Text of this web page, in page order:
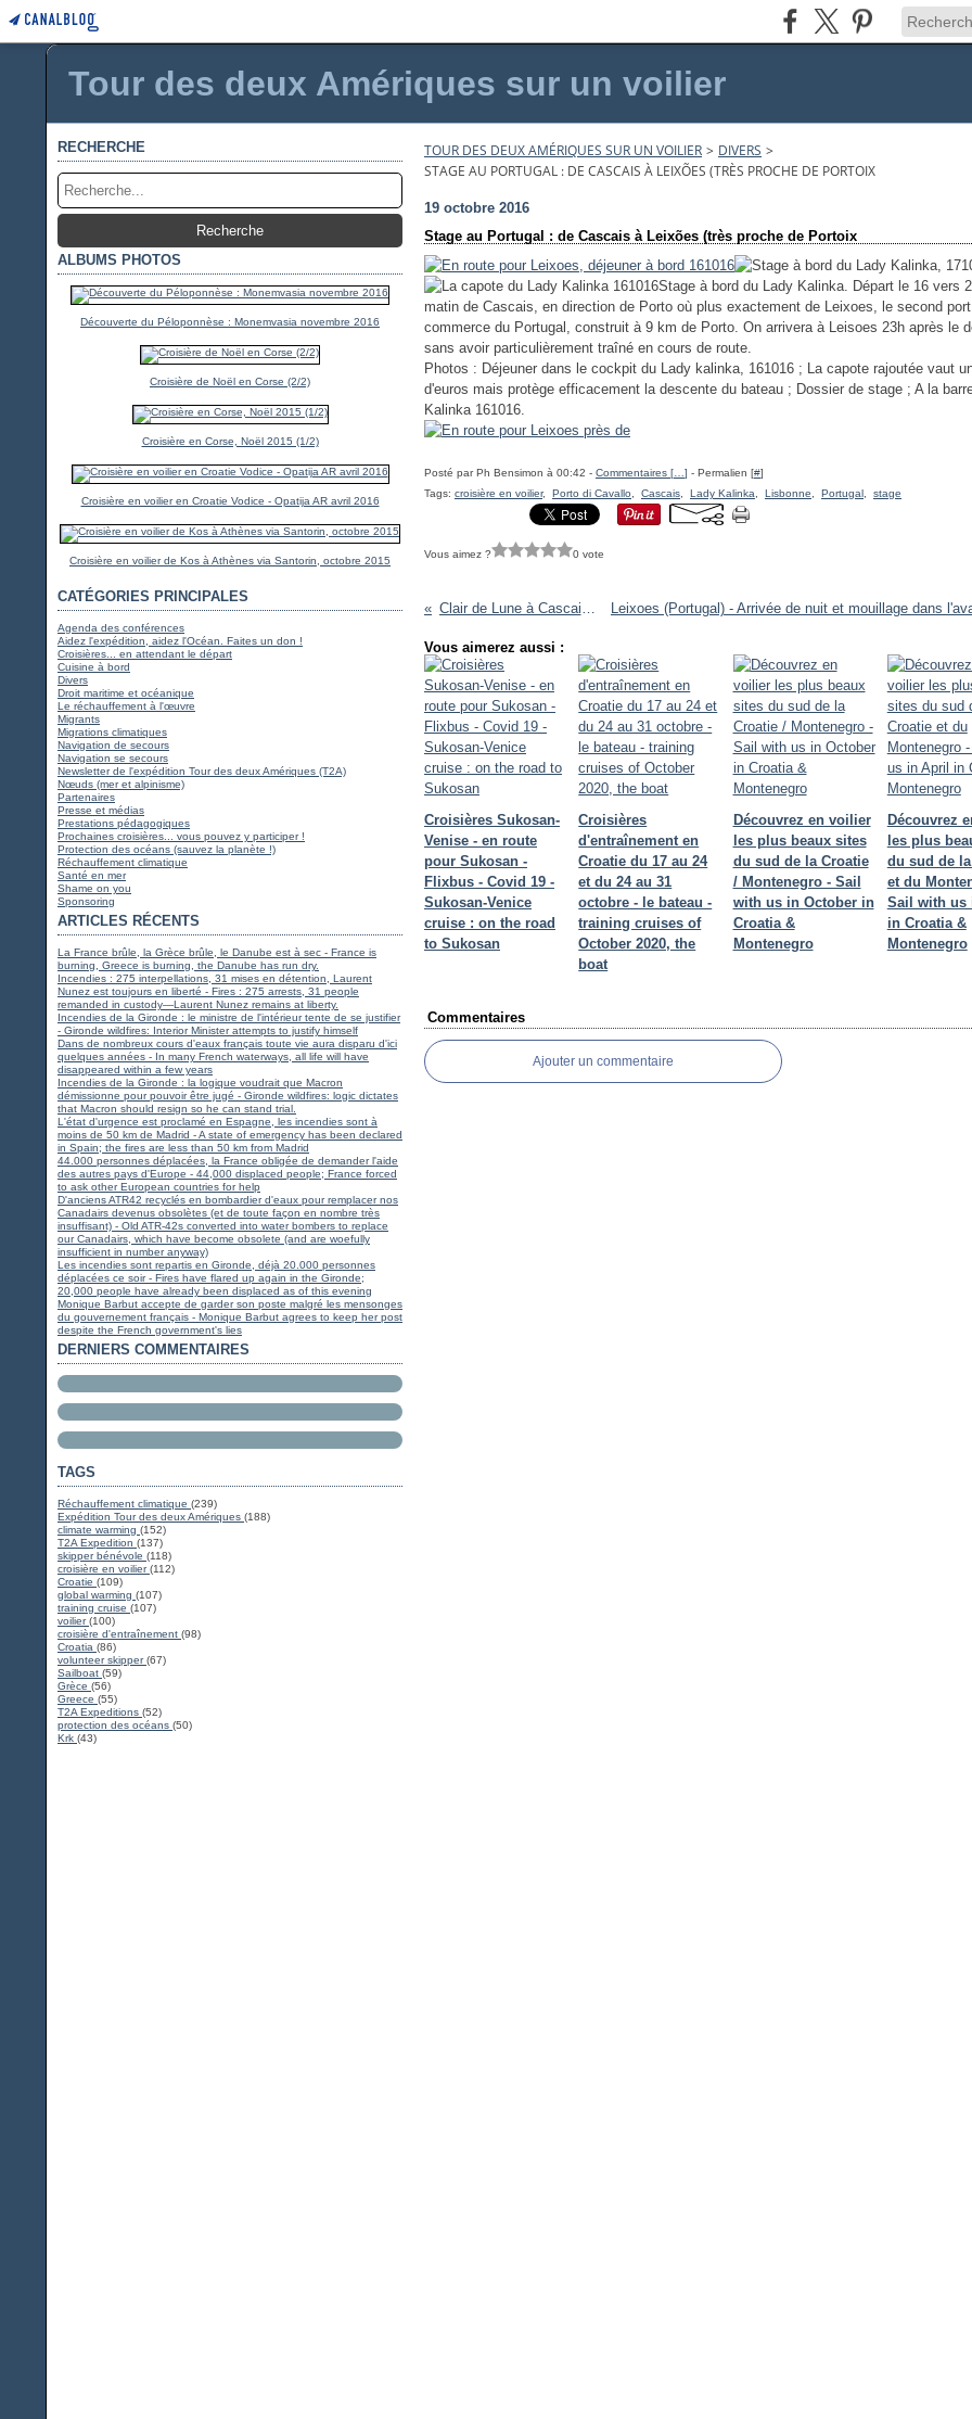
Tour des deux Amériques sur un voilier
RECHERCHE
ALBUMS PHOTOS
Découverte du Péloponnèse : Monemvasia novembre 2016
Croisière de Noël en Corse (2/2)
Croisière en Corse, Noël 2015 (1/2)
Croisière en voilier en Croatie Vodice - Opatija AR avril 2016
Croisière en voilier de Kos à Athènes via Santorin, octobre 2015
CATÉGORIES PRINCIPALES
Agenda des conférences
Aidez l'expédition, aidez l'Océan. Faites un don !
Croisières... en attendant le départ
Cuisine à bord
Divers
Droit maritime et océanique
Le réchauffement à l'œuvre
Migrants
Migrations climatiques
Navigation de secours
Navigation se secours
Newsletter de l'expédition Tour des deux Amériques (T2A)
Nœuds (mer et alpinisme)
Partenaires
Presse et médias
Prestations pédagogiques
Prochaines croisières... vous pouvez y participer !
Protection des océans (sauvez la planète !)
Réchauffement climatique
Santé en mer
Shame on you
Sponsoring
ARTICLES RÉCENTS
La France brûle, la Grèce brûle, le Danube est à sec - France is
burning, Greece is burning, the Danube has run dry.
Incendies : 275 interpellations, 31 mises en détention, Laurent
Nunez est toujours en liberté - Fires : 275 arrests, 31 people
remanded in custody—Laurent Nunez remains at liberty.
Incendies de la Gironde : le ministre de l'intérieur tente de se justifier
- Gironde wildfires: Interior Minister attempts to justify himself
Dans de nombreux cours d'eaux français toute vie aura disparu d'ici
quelques années - In many French waterways, all life will have
disappeared within a few years
Incendies de la Gironde : la logique voudrait que Macron
démissionne pour pouvoir être jugé - Gironde wildfires: logic dictates
that Macron should resign so he can stand trial.
L'état d'urgence est proclamé en Espagne, les incendies sont à
moins de 50 km de Madrid - A state of emergency has been declared
in Spain; the fires are less than 50 km from Madrid
44.000 personnes déplacées, la France obligée de demander l'aide
des autres pays d'Europe - 44,000 displaced people; France forced
to ask other European countries for help
D'anciens ATR42 recyclés en bombardier d'eaux pour remplacer nos
Canadairs devenus obsolètes (et de toute façon en nombre très
insuffisant) - Old ATR-42s converted into water bombers to replace
our Canadairs, which have become obsolete (and are woefully
insufficient in number anyway)
Les incendies sont repartis en Gironde, déjà 20.000 personnes
déplacées ce soir - Fires have flared up again in the Gironde;
20,000 people have already been displaced as of this evening
Monique Barbut accepte de garder son poste malgré les mensonges
du gouvernement français - Monique Barbut agrees to keep her post
despite the French government's lies
DERNIERS COMMENTAIRES
TAGS
Réchauffement climatique (239)
Expédition Tour des deux Amériques (188)
climate warming (152)
T2A Expedition (137)
skipper bénévole (118)
croisière en voilier(112)
Croatie (109)
global warming (107)
training cruise (107)
voilier(100)
croisière d'entraînement (98)
Croatia (86)
volunteer skipper(67)
Sailboat (59)
Grèce (56)
Greece (55)
T2A Expeditions (52)
protection des océans (50)
Krk (43)
TOUR DES DEUX AMÉRIQUES SUR UN VOILIER > DIVERS >
STAGE AU PORTUGAL : DE CASCAIS À LEIXÕES (TRÈS PROCHE DE PORTOIX
19 octobre 2016
Stage au Portugal : de Cascais à Leixões (très proche de Portoix
Stage à bord du Lady Kalinka. Départ le 16 vers
matin de Cascais, en direction de Porto où plus exactement de Leixoes, le second
commerce du Portugal, construit à 9 km de Porto. On arrivera à Leisoes 23h après le
sans avoir particulièrement traîné en cours de route.
Photos : Déjeuner dans le cockpit du Lady kalinka, 161016 ; La capote rajoutée vaut
d'euros mais protège efficacement la descente du bateau ; Dossier de stage ; A la
Kalinka 161016.
Posté par Ph Bensimon à 00:42 - Commentaires [ ] - Permalien [#]
Tags: croisière en voilier, Porto di Cavallo Cascais Lady Kalinka Lisbonne Portugal stage
Vous aimez ? 0 vote
Clair de Lune à Cascais, 15 octobre 2017
Vous aimerez aussi :
Croisières Sukosan-
Venise - en route
pour Sukosan -
Flixbus - Covid 19 -
Sukosan-Venice
cruise : on the road
to Sukosan
Croisières
d'entraînement en
Croatie du 17 au 24
et du 24 au 31
octobre - le bateau -
training cruises of
October 2020, the
boat
Découvrez en voilier
les plus beaux sites
du sud de la Croatie
/ Montenegro - Sail
with us in October in
Croatia &
Montenegro
Découvrez
les plus
du sud de
et du
Sail with us
in Croatia &
Montenegro
Commentaires
Ajouter un commentaire